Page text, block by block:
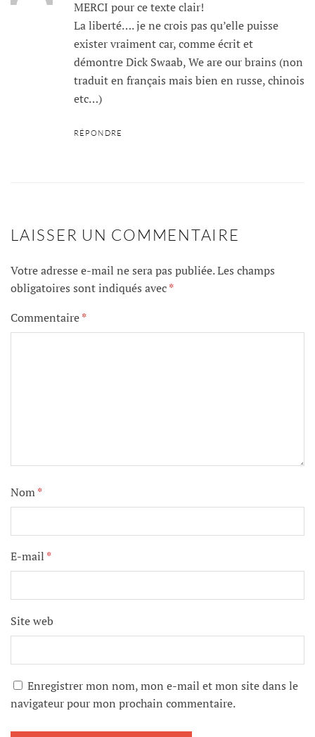
MERCI pour ce texte clair!
La liberté…. je ne crois pas qu’elle puisse
exister vraiment car, comme écrit et
démontre Dick Swaab, We are our brains (non
traduit en français mais bien en russe, chinois
etc…)
RÉPONDRE
LAISSER UN COMMENTAIRE
Votre adresse e-mail ne sera pas publiée.Les champs
obligatoires sont indiqués avec*
Commentaire*
Nom*
E-mail *
Site web
Enregistrer mon nom, mon e-mail et mon site dans le
navigateur pour mon prochain commentaire.